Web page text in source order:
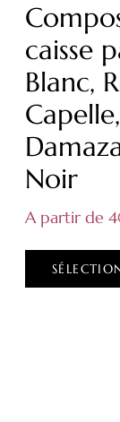
caisse
Blanc,
Noir
A partir de